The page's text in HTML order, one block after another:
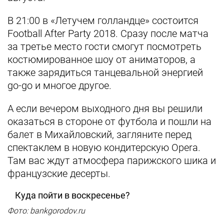
В 21:00 в «Летучем голландце» состоится
Football After Party 2018. Сразу после матча
за третье место гости смогут посмотреть
костюмированное шоу от аниматоров, а
также зарядиться танцевальной энергией
go-go и многое другое.
А если вечером выходного дня вы решили
оказаться в стороне от футбола и пошли на
балет в Михайловский, загляните перед
спектаклем в новую кондитерскую Opera.
Там вас ждут атмосфера парижского шика и
французские десерты.
Куда пойти в воскресенье?
Фото: bankgorodov.ru